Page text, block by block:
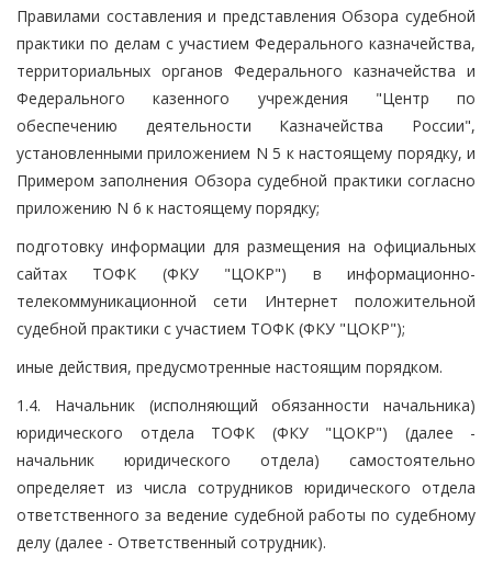
Правилами составления и представления Обзора судебной
практики по делам с участием Федерального казначейства,
территориальных органов Федерального казначейства и
Федерального казенного учреждения "Центр по
обеспечению деятельности Казначейства России",
установленными приложением N 5 к настоящему порядку, и
Примером заполнения Обзора судебной практики согласно
приложению N 6 к настоящему порядку;
подготовку информации для размещения на официальных
сайтах ТОФК (ФКУ "ЦОКР") в информационно-
телекоммуникационной сети Интернет положительной
судебной практики с участием ТОФК (ФКУ "ЦОКР");
иные действия, предусмотренные настоящим порядком.
1.4. Начальник (исполняющий обязанности начальника)
юридического отдела ТОФК (ФКУ "ЦОКР") (далее -
начальник юридического отдела) самостоятельно
определяет из числа сотрудников юридического отдела
ответственного за ведение судебной работы по судебному
делу (далее - Ответственный сотрудник).